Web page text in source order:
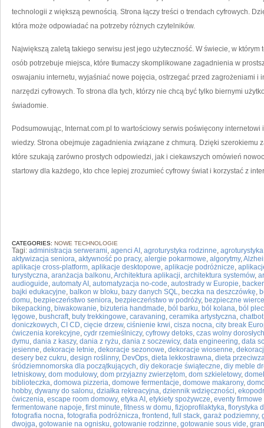
technologii z większą pewnością. Strona łączy treści o trendach cyfrowych.
która może odpowiadać na potrzeby różnych czytelników.
Największą zaletą takiego serwisu jest jego użyteczność. W świecie, w
osób potrzebuje miejsca, które tłumaczy skomplikowane zagadnienia w
oswajaniu internetu, wyjaśniać nowe pojęcia, ostrzegać przed zagrożeniami i
narzędzi cyfrowych. To strona dla tych, którzy nie chcą być tylko biernymi
świadomie.
Podsumowując, Internat.com.pl to wartościowy serwis poświęcony internetowi
wiedzy. Strona obejmuje zagadnienia związane z chmurą. Dzięki szerokiemu
które szukają zarówno prostych odpowiedzi, jak i ciekawszych omówień
startowy dla każdego, kto chce lepiej zrozumieć cyfrowy świat i korzystać z
CATEGORIES: NOWE TECHNOLOGIE
Tagi: administracja serwerami, agenci AI , agroturystyka rodzinne,
aktywizacja seniora, aktywność po pracy, alergie pokarmowe, algorytmy,
aplikacje cross-platform, aplikacje desktopowe, aplikacje podróżnicze,
turystyczna, aranżacja balkonu,Architektura aplikacji, architektura systemów,
audioguide, automaty AI , automatyzacja no-code, autostrady w Europie,
bajki edukacyjne, balkon w bloku, bazy danych SQL, beczka na deszczówkę,
domu, bezpieczeństwo seniora, bezpieczeństwo w podróży, bezpieczne
bikepacking, biwakowanie, bizuteria handmade, ból barku, ból kolana, ból
lęgowe, bushcraft, buty trekkingowe, caravaning, ceramika artystyczna,
doniczkowych, CI CD, cięcie drzew, ciśnienie krwi, cisza nocna, city break
ćwiczenia korekcyjne, cydr rzemieślniczy, cyfrowy detoks, czas wolny dorosłych
dymu, dania z kaszy, dania z ryżu, dania z soczewicy, data engineering, data
jesienne, dekoracje letnie, dekoracje sezonowe, dekoracje wiosenne,
desery bez cukru, design roślinny, DevOps, dieta lekkostrawna, dieta
śródziemnomorska dla początkujących, diy dekoracje świąteczne, diy meble
letniskowy, dom modułowy, dom przyjazny zwierzętom, dom szkieletowy,
biblioteczka, domowa pizzeria, domowe fermentacje, domowe makarony,
hobby, dywany do salonu, działka rekreacyjna, dziennik wdzięczności,
ćwiczenia, escape room domowy, etyka AI , etykiety spożywcze, eventy
fermentowane napoje, first minute, fitness w domu, fizjoprofilaktyka, florystyka
fotografia nocna, fotografia podróżnicza, frontend , full stack, garaż podziemny,
dwojga, gotowanie na ognisku, gotowanie rodzinne, gotowanie sous vide,